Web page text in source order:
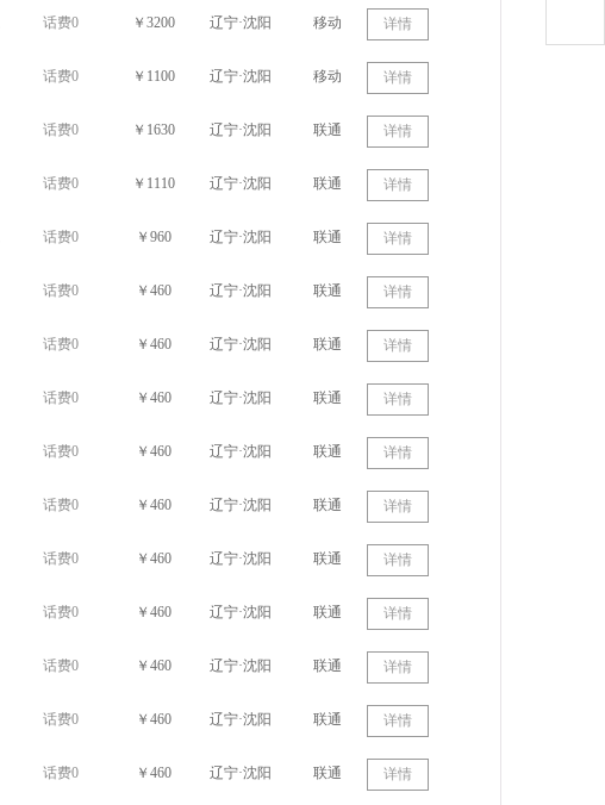
话费0 ￥3200 辽宁·沈阳 移动 详情
话费0 ￥1100 辽宁·沈阳 移动 详情
话费0 ￥1630 辽宁·沈阳 联通 详情
话费0 ￥1110 辽宁·沈阳 联通 详情
话费0 ￥960 辽宁·沈阳 联通 详情
话费0 ￥460 辽宁·沈阳 联通 详情
话费0 ￥460 辽宁·沈阳 联通 详情
话费0 ￥460 辽宁·沈阳 联通 详情
话费0 ￥460 辽宁·沈阳 联通 详情
话费0 ￥460 辽宁·沈阳 联通 详情
话费0 ￥460 辽宁·沈阳 联通 详情
话费0 ￥460 辽宁·沈阳 联通 详情
话费0 ￥460 辽宁·沈阳 联通 详情
话费0 ￥460 辽宁·沈阳 联通 详情
话费0 ￥460 辽宁·沈阳 联通 详情